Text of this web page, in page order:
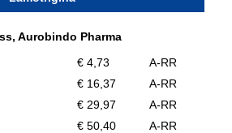
Aurobindo Pharma
€ 4,73
A-RR
€ 16,37
A-RR
€ 29,97
A-RR
€ 50,40 A-RR